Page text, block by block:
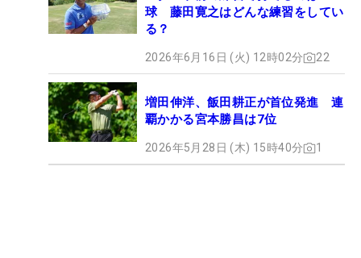
球 藤田寛之はどんな練習をしてい
る？
2026年6月16日 (火) 12時02分 22
増田伸洋、飯田耕正が首位発進 連
覇かかる宮本勝昌は7位
2026年5月28日 (木) 15時40分 1